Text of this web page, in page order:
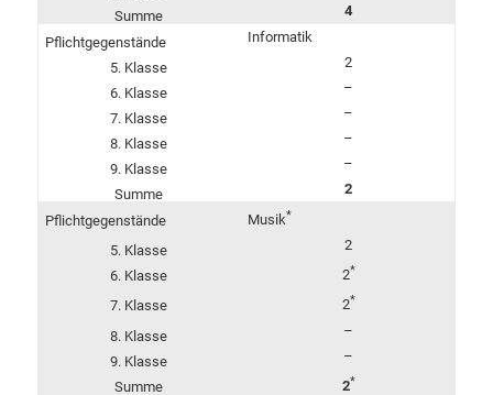
4
Informatik
2
–
–
–
–
2
Musik*
2
2*
2*
–
–
2*